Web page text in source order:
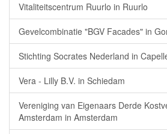
Vitaliteitscentrum Ruurlo in Ruurlo
Gevelcombinatie "BGV Facades" in
Stichting Socrates Nederland in
Vera - Lilly B.V. in Schiedam
Vereniging van Eigenaars Derde
Amsterdam in Amsterdam